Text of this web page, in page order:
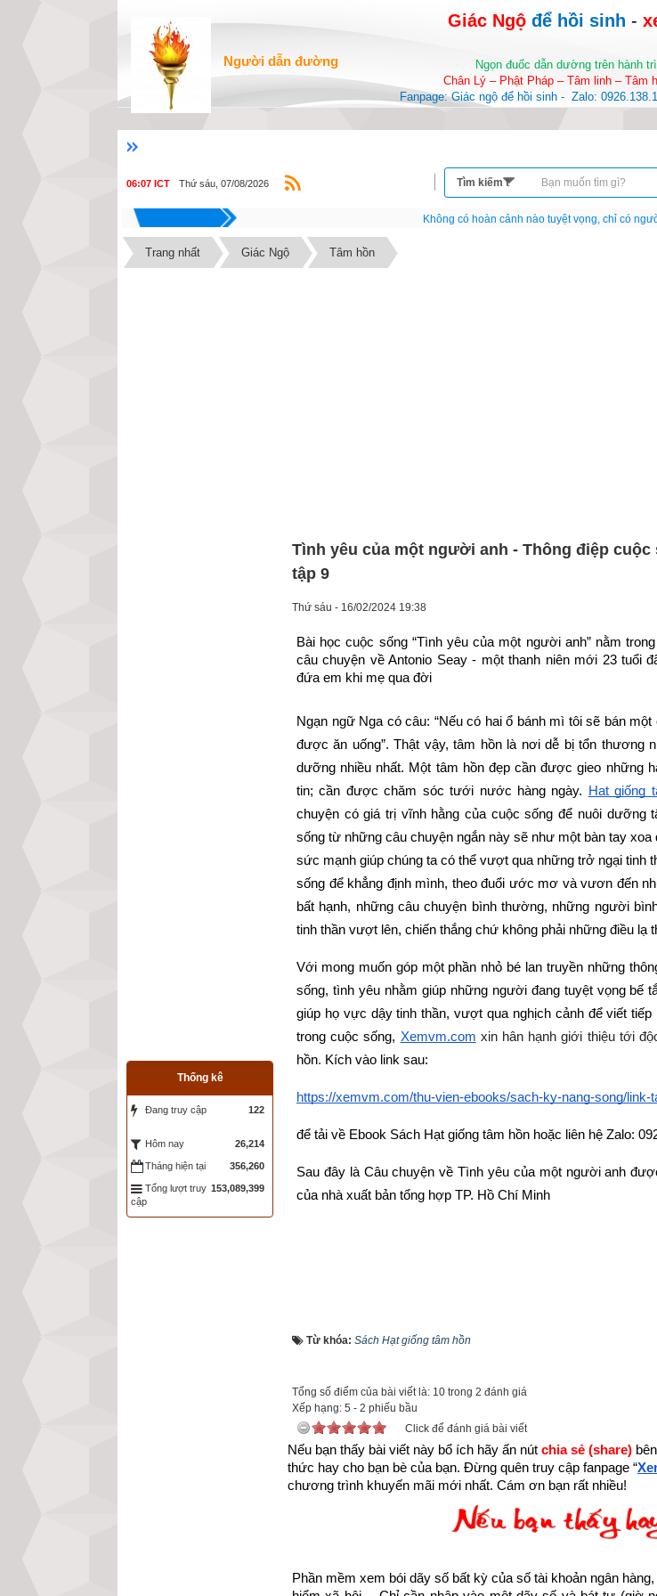
Người dẫn đường
Giác Ngộ để hồi sinh -
Ngọn đuốc dẫn dường trên hành
Chân Lý – Phật Pháp – Tâm linh – Tâm
Fanpage: Giác ngộ để hồi sinh -  Zalo:
06:07 ICT Thứ sáu, 07/08/2026
Nếu như không chịu học tập thì cho dù đi vạn dặm
Trang nhất Giác Ngộ Tâm hồn
Tình yêu của một người anh - Thông điệp cuộc
tập 9
Thứ sáu - 16/02/2024 19:38
Bài học cuộc sống “Tình yêu của một người anh” nằm
câu chuyện về Antonio Seay - một thanh niên mới 23 tuổi
đứa em khi mẹ qua đời
Ngạn ngữ Nga có câu: “Nếu có hai ổ bánh mì tôi sẽ bán
được ăn uống”. Thật vậy, tâm hồn là nơi dễ bị tổn thương
dưỡng nhiều nhất. Một tâm hồn đẹp cần được gieo những
tin; cần được chăm sóc tưới nước hàng ngày.
Hạt giống
chuyện có giá trị vĩnh hằng của cuộc sống để nuôi dưỡng
sống từ những câu chuyện ngắn này sẽ như một bàn tay xoa
sức mạnh giúp chúng ta có thể vượt qua những trở ngại tinh
sống để khẳng định mình, theo đuổi ước mơ và vươn đến
bất hạnh, những câu chuyện bình thường, những người
tinh thần vượt lên, chiến thắng chứ không phải những điều lạ
Với mong muốn góp một phần nhỏ bé lan truyền những
sống, tình yêu nhằm giúp những người đang tuyệt vọng bế
giúp họ vực dậy tinh thần, vượt qua nghịch cảnh để viết
trong cuộc sống, Xemvm.com xin hân hạnh giới thiệu tới
hồn. Kích vào link sau:
https://xemvm.com/thu-vien-ebooks/sach-ky-nang-song/link-
để tải về Ebook Sách Hạt giống tâm hồn hoặc liên hệ Zalo:
Sau đây là Câu chuyện về Tình yêu của một người anh
của nhà xuất bản tổng hợp TP. Hồ Chí Minh
Từ khóa: Sách Hạt giống tâm hồn
Tổng số điểm của bài viết là: 10 trong 2 đánh giá
Xếp hạng: 5 - 2 phiếu bầu
Click để đánh giá bài viết
Nếu bạn thấy bài viết này bổ ích hãy ấn nút chia sẻ (share)
thức hay cho bạn bè của bạn. Đừng quên truy cập fanpage “
chương trình khuyến mãi mới nhất. Cám ơn bạn rất nhiều!
Phần mềm xem bói dãy số bất kỳ của số tài khoản ngân
Thống kê
Đang truy cập 122
Hôm nay 26,214
Tháng hiện tại 356,260
Tổng lượt truy
cập
153,089,399